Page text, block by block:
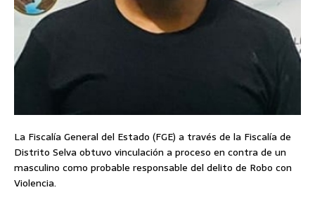
La Fiscalía General del Estado (FGE) a través de la Fiscalía de
Distrito Selva obtuvo vinculación a proceso en contra de un
masculino como probable responsable del delito de Robo con
Violencia.